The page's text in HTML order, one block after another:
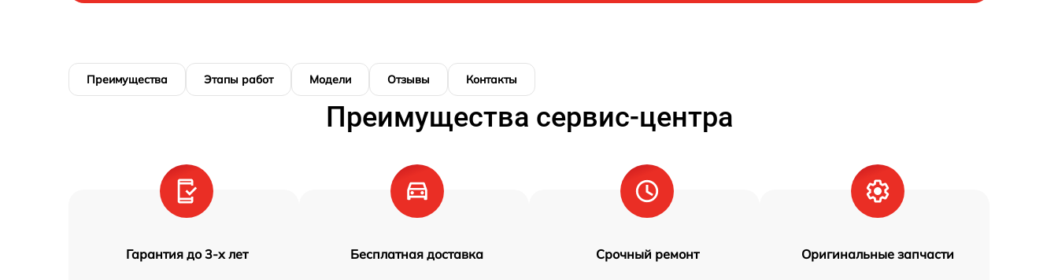
Преимущества Этапы работ Модели Отзывы Контакты
Преимущества сервис-центра
Гарантия до 3-х лет Бесплатная доставка Срочный ремонт Оригинальные запчасти